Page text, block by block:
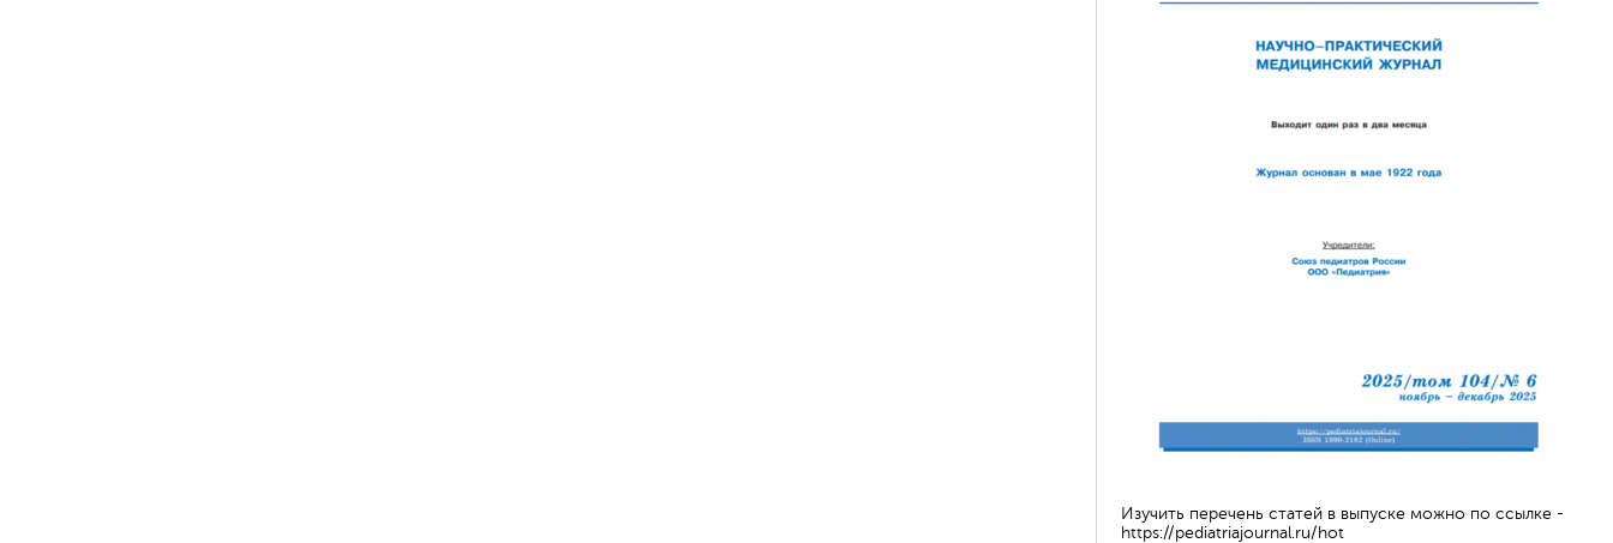
Изучить перечень статей в выпуске можно по ссылке -
https://pediatriajournal.ru/hot